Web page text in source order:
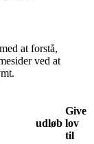
at forstå,
ved at
udløb
Give
lov
til